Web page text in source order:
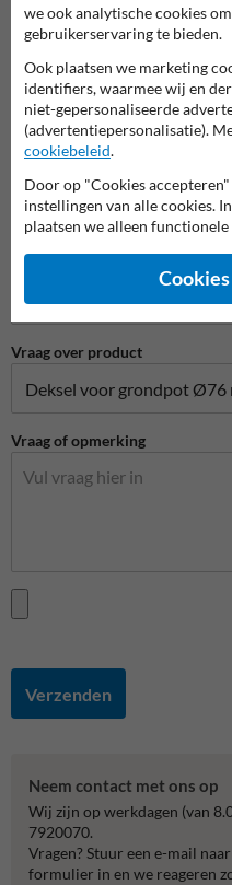
Bedrijfsnaam
Telefoonnummer
Vraag over product
Vraag of opmerking
Verzenden
Neem contact met ons op
Wij zijn op werkdagen (van
7920070.
Vragen? Stuur een e-mail naar
formulier in en we reageren
we ook analytische cookies
gebruikerservaring te bieden.
Ook plaatsen we marketing
identifiers, waarmee wij en
niet-gepersonaliseerde
(advertentiepersonalisatie).
cookiebeleid.
Door op "Cookies
instellingen van alle cookies.
plaatsen we alleen